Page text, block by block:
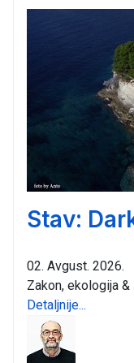
Stav:
02. Avgust. 2026.
Zakon, ekologija &
Detaljnije...